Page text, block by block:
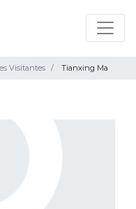
Visitantes Tianxing Ma